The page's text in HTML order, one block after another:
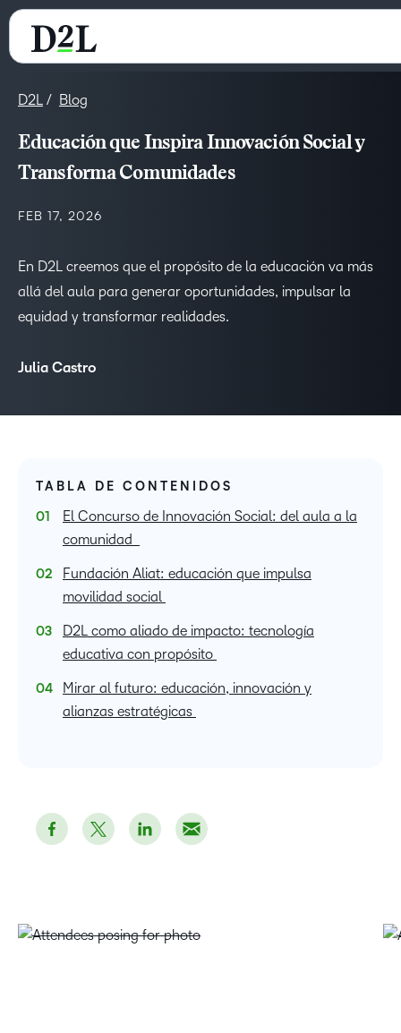
D2L Blog
Educación que Inspira Innovación Social y
Transforma Comunidades
FEB 17, 2026
En D2L creemos que el propósito de la educación va más
allá del aula para generar oportunidades, impulsar la
equidad y transformar realidades.
Julia Castro
TABLA DE CONTENIDOS
El Concurso de Innovación Social: del aula a la
comunidad
Fundación Aliat: educación que impulsa
movilidad social
D2L como aliado de impacto: tecnología
educativa con propósito
Mirar al futuro: educación, innovación y
alianzas estratégicas